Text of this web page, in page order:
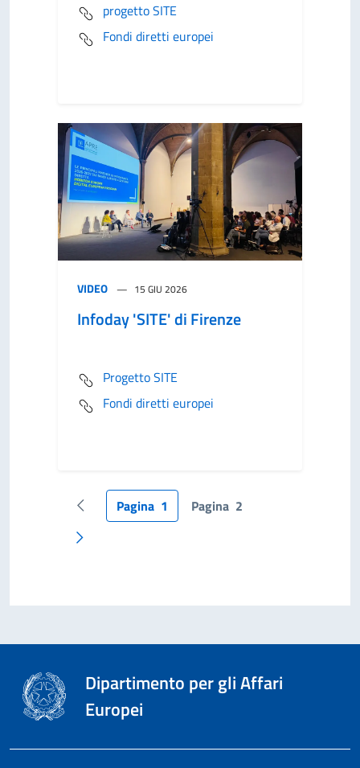
progetto SITE
Fondi diretti europei
VIDEO 15 GIU 2026
Infoday 'SITE' di Firenze
Progetto SITE
Fondi diretti europei
Pagina precedente
Pagina 1 Pagina 2
Pagina successiva
Dipartimento per gli Affari
Europei